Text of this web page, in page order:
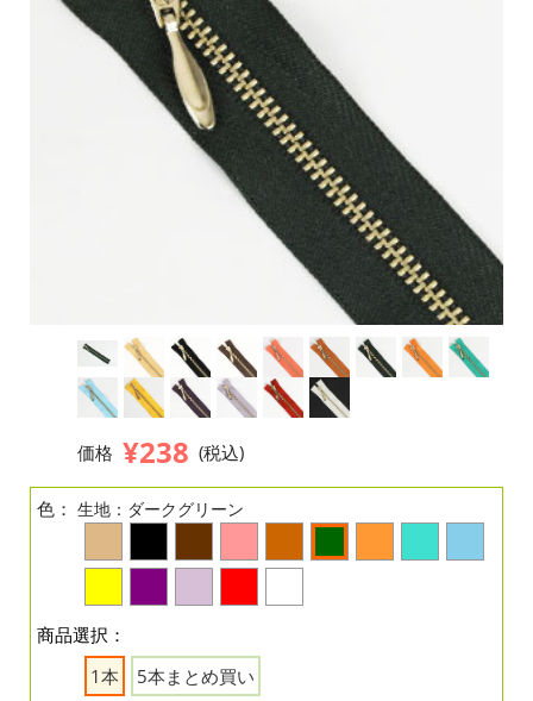
価格 ¥238 (税込)
色： 生地：ダークグリーン
商品選択：
1本
5本まとめ買い